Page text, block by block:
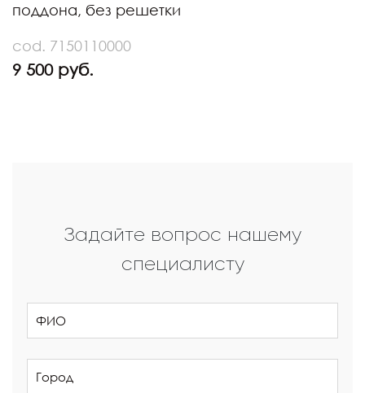
поддона, без решетки
cod. 7150110000
9 500 руб.
Задайте вопрос нашему
специалисту